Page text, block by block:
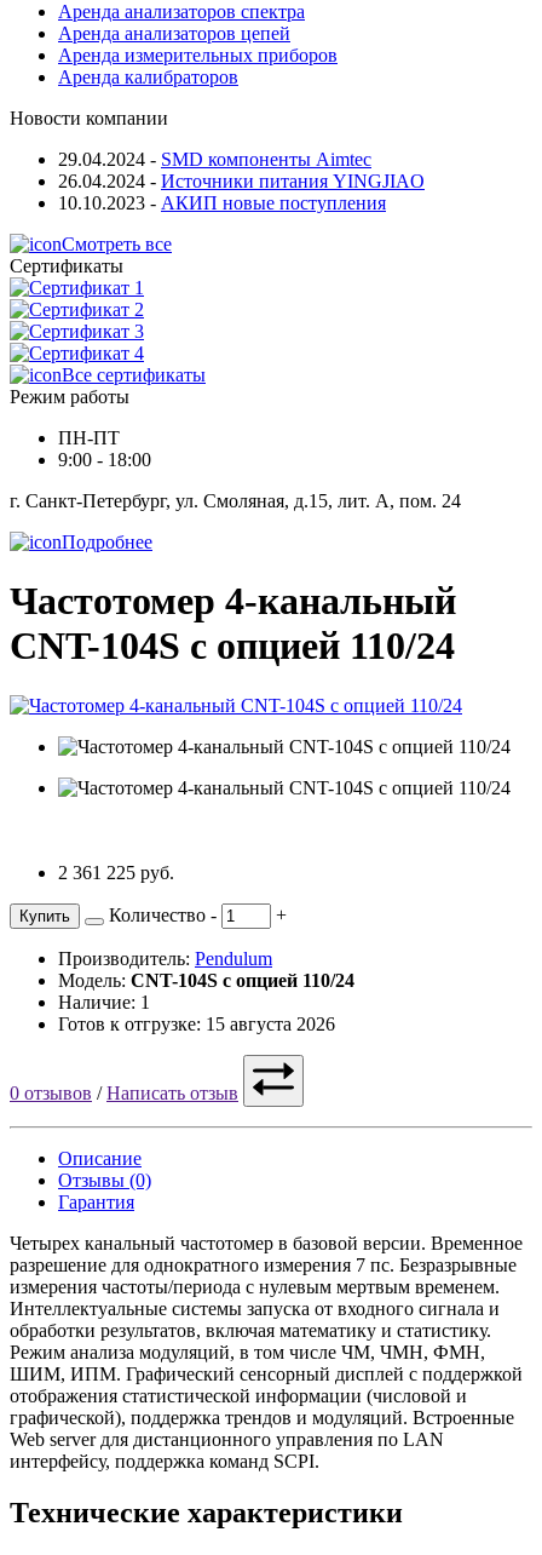
Аренда анализаторов спектра
Аренда анализаторов цепей
Аренда измерительных приборов
Аренда калибраторов
Новости компании
29.04.2024 - SMD компоненты Aimtec
26.04.2024 - Источники питания YINGJIAO
10.10.2023 - АКИП новые поступления
Смотреть все
Сертификаты
Все сертификаты
Режим работы
ПН-ПТ
9:00 - 18:00
г. Санкт-Петербург, ул. Смоляная, д.15, лит. А, пом. 24
Подробнее
Частотомер 4-канальный
CNT-104S с опцией 110/24
2 361 225 руб.
Купить Количество - +
Производитель: Pendulum
Модель: CNT-104S с опцией 110/24
Наличие: 1
Готов к отгрузке: 15 августа 2026
0 отзывов /Написать отзыв
Описание
Отзывы (0)
Гарантия
Четырех канальный частотомер в базовой версии. Временное
разрешение для однократного измерения 7 пс. Безразрывные
измерения частоты/периода с нулевым мертвым временем.
Интеллектуальные системы запуска от входного сигнала и
обработки результатов, включая математику и статистику.
Режим анализа модуляций, в том числе ЧМ, ЧМН, ФМН,
ШИМ, ИПМ. Графический сенсорный дисплей с поддержкой
отображения статистической информации (числовой и
графической), поддержка трендов и модуляций. Встроенные
Web server для дистанционного управления по LAN
интерфейсу, поддержка команд SCPI.
Технические характеристики